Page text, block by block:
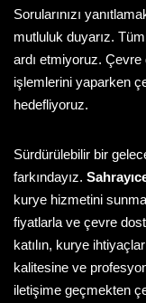
Sorularınızı
mutluluk duyarız.
ardı etmiyoruz.
işlemlerini yaparken
hedefliyoruz.
Sürdürülebilir bir
farkındayız.
kurye hizmetini
fiyatlarla ve çevre
katılın, kurye
kalitesine ve
iletişime geçmekten